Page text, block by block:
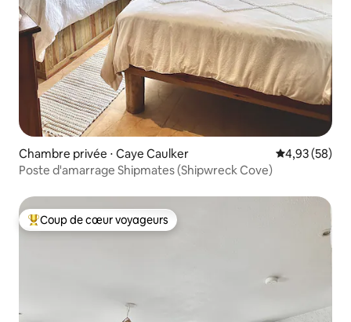
Chambre privée ⋅ Caye Caulker Évaluation
4,93 (58)
Poste d'amarrage Shipmates (Shipwreck Cove)
Coups de cœur voyageurs les plus appréciés
Coup de cœur voyageurs